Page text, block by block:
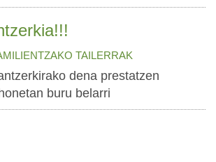
TAILERRAK
dena prestatzen
buru belarri